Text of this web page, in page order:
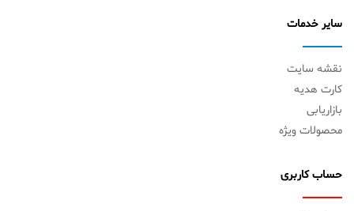
سایر خدمات
نقشه سایت
کارت هدیه
بازاریابی
محصولات ویژه
حساب کاربری